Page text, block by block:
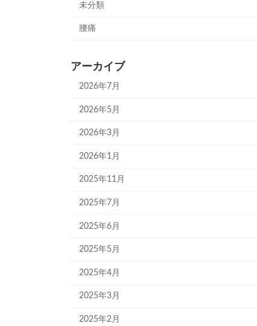
未分類
腰痛
アーカイブ
2026年7月
2026年5月
2026年3月
2026年1月
2025年11月
2025年7月
2025年6月
2025年5月
2025年4月
2025年3月
2025年2月